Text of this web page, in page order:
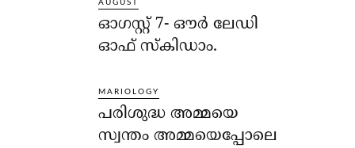
AUGUST
ഓഗസ്റ്റ് 7- ഔര്‍ ലേഡി
ഓഫ് സ്‌കിഡാം.
MARIOLOGY
പരിശുദ്ധ അമ്മയെ
സ്വന്തം അമ്മയെപ്പോലെ